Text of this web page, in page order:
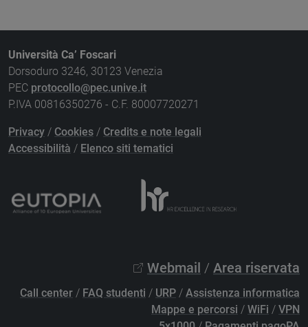
Università Ca’ Foscari
Dorsoduro 3246, 30123 Venezia
PEC protocollo@pec.unive.it
P.IVA 00816350276 - C.F. 80007720271
Privacy / Cookies / Credits e note legali
Accessibilità / Elenco siti tematici
Webmail / Area riservata
Call center / FAQ studenti / URP / Assistenza informatica
Mappe e percorsi / WiFi / VPN